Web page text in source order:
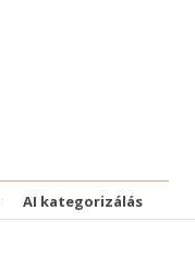
AI kategorizálás